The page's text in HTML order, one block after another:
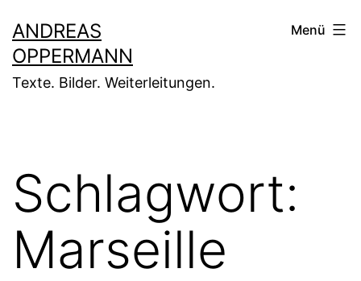
Inhalt
springen
ANDREAS
OPPERMANN
Texte. Bilder. Weiterleitungen.
Menü
Schlagwort:
Marseille